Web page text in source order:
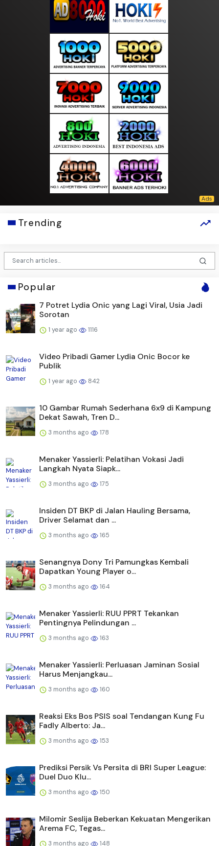
Trending
Popular
7 Potret Lydia Onic yang Lagi Viral, Usia Jadi
Sorotan
1 year ago 1116
Video Pribadi Gamer Lydia Onic Bocor ke
Publik
1 year ago 842
10 Gambar Rumah Sederhana 6x9 di Kampung
Dekat Sawah, Tren D...
3 months ago 178
Menaker Yassierli: Pelatihan Vokasi Jadi
Langkah Nyata Siapk...
3 months ago 175
Insiden DT BKP di Jalan Hauling Bersama,
Driver Selamat dan ...
3 months ago 165
Senangnya Dony Tri Pamungkas Kembali
Dapatkan Young Player o...
3 months ago 164
Menaker Yassierli: RUU PPRT Tekankan
Pentingnya Pelindungan ...
3 months ago 163
Menaker Yassierli: Perluasan Jaminan Sosial
Harus Menjangkau...
3 months ago 160
Reaksi Eks Bos PSIS soal Tendangan Kung Fu
Fadly Alberto: Ja...
3 months ago 153
Prediksi Persik Vs Persita di BRI Super League:
Duel Duo Klu...
3 months ago 150
Milomir Seslija Beberkan Kekuatan Mengerikan
Arema FC, Tegas...
3 months ago 148